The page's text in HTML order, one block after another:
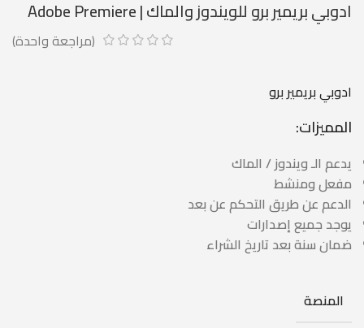
ادوبي بريمير برو للويندوز والماك | Adobe Premiere
(مراجعة واحدة)
ادوبي بريمير برو
المميزات:
يدعم الـ ويندوز / الماك
مفعل ومنشط
الدعم عن طريق التحكم عن بعد
يوجد جميع إصدارات
ضمان سنة بعد تاريخ الشراء
المنصة